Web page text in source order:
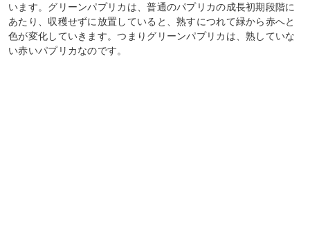
います。グリーンパプリカは、普通のパプリカの成長初期段階に
あたり、収穫せずに放置していると、熟すにつれて緑から赤へと
色が変化していきます。つまりグリーンパプリカは、熟していな
い赤いパプリカなのです。